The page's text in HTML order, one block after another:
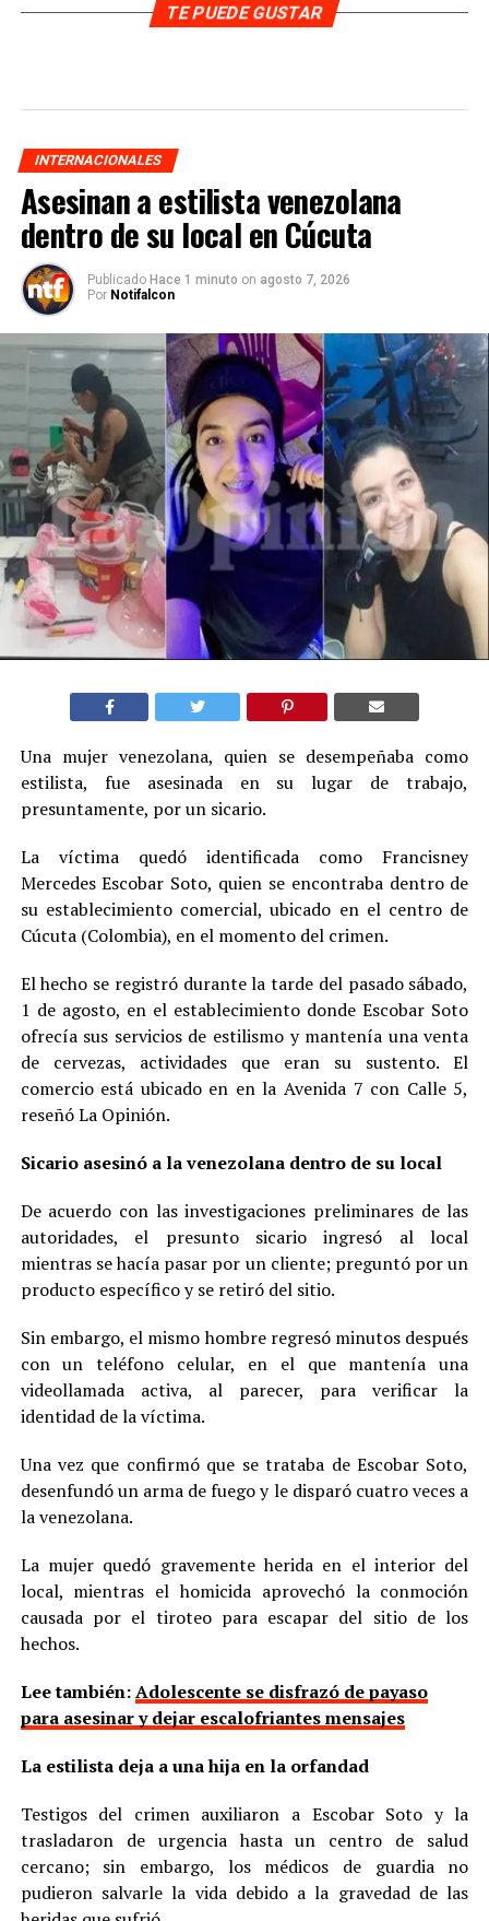
TE PUEDE GUSTAR
INTERNACIONALES
Asesinan a estilista venezolana
dentro de su local en Cúcuta
Publicado Hace 1 minuto on agosto 7, 2026
Por Notifalcon
Una mujer venezolana, quien se desempeñaba como
estilista, fue asesinada en su lugar de trabajo,
presuntamente, por un sicario.
La víctima quedó identificada como Francisney
Mercedes Escobar Soto, quien se encontraba dentro de
su establecimiento comercial, ubicado en el centro de
Cúcuta (Colombia), en el momento del crimen.
El hecho se registró durante la tarde del pasado sábado,
1 de agosto, en el establecimiento donde Escobar Soto
ofrecía sus servicios de estilismo y mantenía una venta
de cervezas, actividades que eran su sustento. El
comercio está ubicado en en la Avenida 7 con Calle 5,
reseñó La Opinión.
Sicario asesinó a la venezolana dentro de su local
De acuerdo con las investigaciones preliminares de las
autoridades, el presunto sicario ingresó al local
mientras se hacía pasar por un cliente; preguntó por un
producto específico y se retiró del sitio.
Sin embargo, el mismo hombre regresó minutos después
con un teléfono celular, en el que mantenía una
videollamada activa, al parecer, para verificar la
identidad de la víctima.
Una vez que confirmó que se trataba de Escobar Soto,
desenfundó un arma de fuego y le disparó cuatro veces a
la venezolana.
La mujer quedó gravemente herida en el interior del
local, mientras el homicida aprovechó la conmoción
causada por el tiroteo para escapar del sitio de los
hechos.
Lee también:Adolescente se disfrazó de payaso
para asesinar y dejar escalofriantes mensajes
La estilista deja a una hija en la orfandad
Testigos del crimen auxiliaron a Escobar Soto y la
trasladaron de urgencia hasta un centro de salud
cercano; sin embargo, los médicos de guardia no
pudieron salvarle la vida debido a la gravedad de las